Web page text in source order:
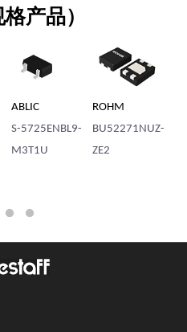
产品）
ABLIC
S-5725ENBL9-
M3T1U
ROHM
BU52271NUZ-
ZE2